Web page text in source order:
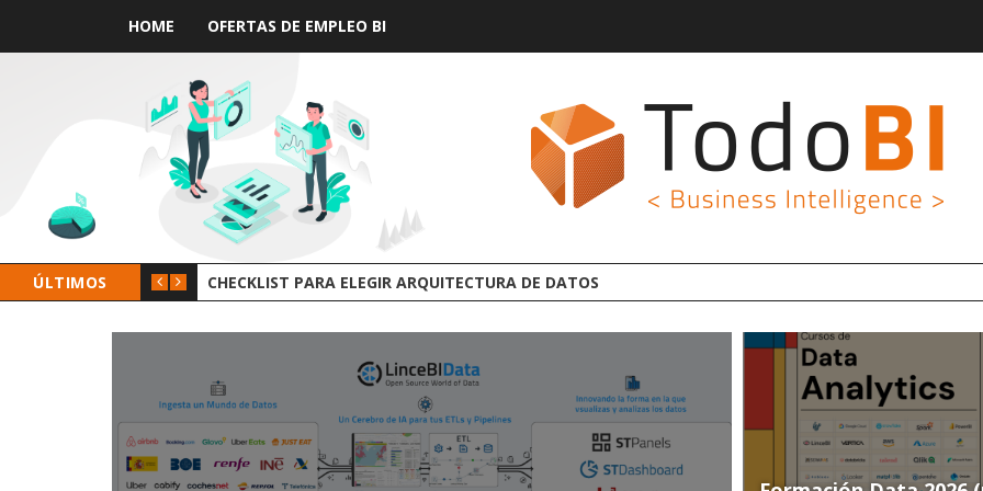
HOME OFERTAS DE EMPLEO BI
ÚLTIMOS GROOT AI LINCEBI: LA NUEVA PLATAFORMA ANALYTICS AI OPEN SOURCE